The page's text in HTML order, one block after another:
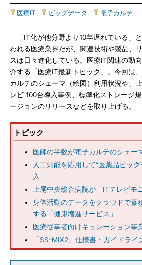
医療IT ビッグデータ 電子カルテ
「IT化が他分野より10年遅れている」
われる医療業界だが、関連技術や製品、
スは日々進化している。医療IT関連の動
介する「医療IT最新トピック」。今回は
カルテのシェーマ（絵図）利用状況や、
レビ 100台導入事例、標準化ストレージ
ージョンのリリースなどを取り上げる。
トピック
医師の半数が電子カルテのシェー
人工知能を応用して“医薬品ビッ
入
上尾中央総合病院が「ITテレビモ
身体活動のデータをクラウドで蓄
する「健康増進サービス」
医療従事者向けキュレーション事
「SS-MIX2」仕様書・ガイドラ